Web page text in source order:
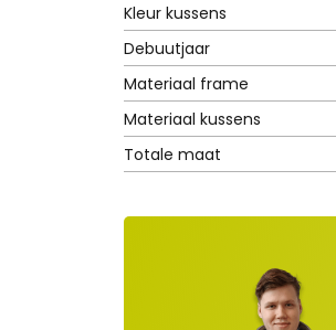
Kleur kussens
Debuutjaar
Materiaal frame
Materiaal kussens
Totale maat